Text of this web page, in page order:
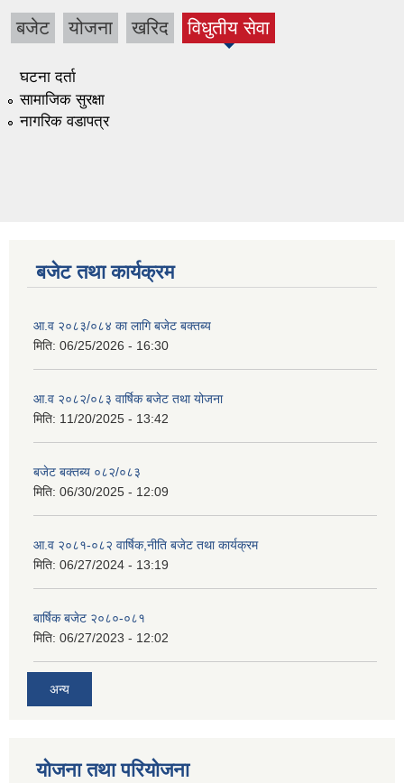
बजेट योजना खरिद विधुतीय सेवा
(active
घटना दर्ता
सामाजिक सुरक्षा
नागरिक वडापत्र
बजेट तथा कार्यक्रम
आ.व २०८३/०८४ का लागि बजेट बक्तब्य
मिति: 06/25/2026 - 16:30
आ.व २०८२/०८३ वार्षिक बजेट तथा योजना
मिति: 11/20/2025 - 13:42
बजेट बक्तब्य ०८२/०८३
मिति: 06/30/2025 - 12:09
आ.व २०८१-०८२ वार्षिक,नीति बजेट तथा कार्यक्रम
मिति: 06/27/2024 - 13:19
बार्षिक बजेट २०८०-०८१
मिति: 06/27/2023 - 12:02
अन्य
योजना तथा परियोजना